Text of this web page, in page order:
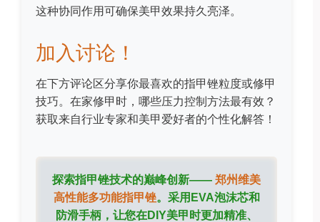
这种协同作用可确保美甲效果持久亮泽。
加入讨论！
在下方评论区分享你最喜欢的指甲锉粒度或修甲
技巧。在家修甲时，哪些压力控制方法最有效？
获取来自行业专家和美甲爱好者的个性化解答！
探索指甲锉技术的巅峰创新—— 郑州维美
高性能多功能指甲锉。采用EVA泡沫芯和
防滑手柄，让您在DIY美甲时更加精准、